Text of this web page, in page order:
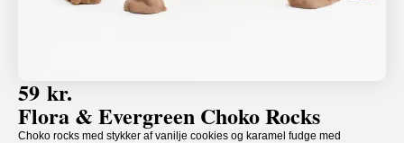
59 kr.
Flora & Evergreen Choko Rocks
Choko rocks med stykker af vanilje cookies og karamel fudge med